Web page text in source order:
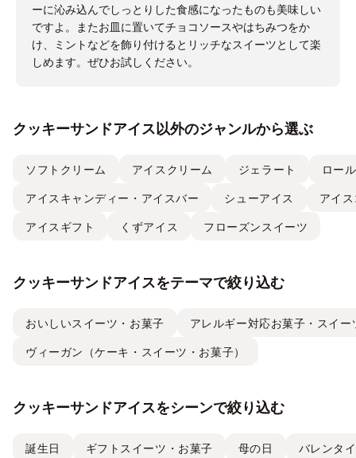
ーに沁み込んでしっとりした食感になったものも美味しい
ですよ。またお皿に置いてチョコソースやはちみつをか
け、ミントなどを飾り付けるとリッチなスイーツとして楽
しめます。ぜひお試しください。
クッキーサンドアイス以外のジャンルから選ぶ
ソフトクリーム アイスクリーム ジェラート ロー
アイスキャンディー・アイスバー シューアイス アイ
アイスギフト くずアイス フローズンスイーツ
クッキーサンドアイスをテーマで絞り込む
おいしいスイーツ・お菓子 アレルギー対応お菓子・スイー
ヴィーガン（ケーキ・スイーツ・お菓子）
クッキーサンドアイスをシーンで絞り込む
誕生日 ギフトスイーツ・お菓子 母の日 バレンタ